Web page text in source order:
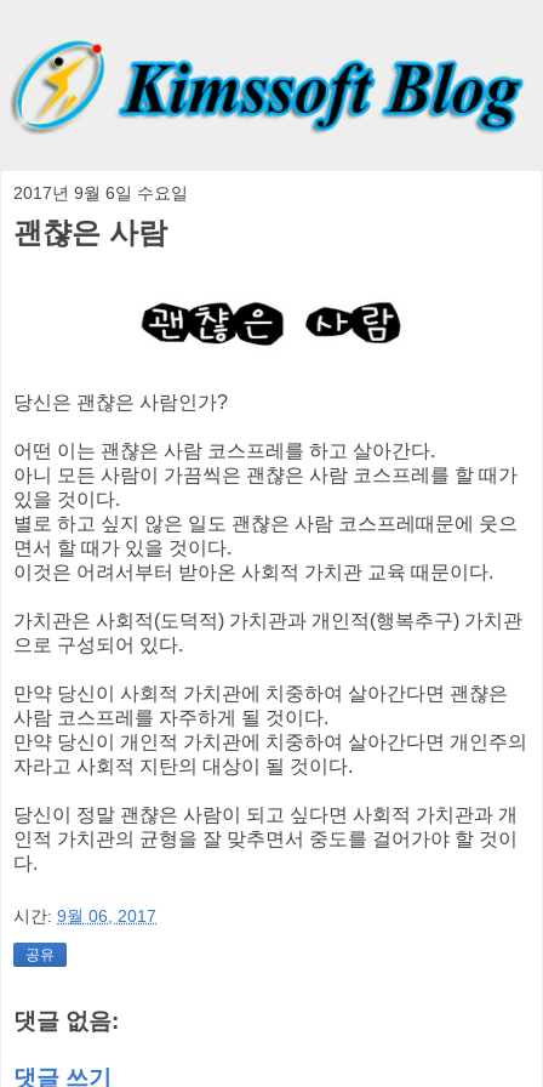
2017년 9월 6일 수요일
괜챦은 사람
당신은 괜챦은 사람인가?
어떤 이는 괜챦은 사람 코스프레를 하고 살아간다.
아니 모든 사람이 가끔씩은 괜챦은 사람 코스프레를 할 때가
있을 것이다.
별로 하고 싶지 않은 일도 괜챦은 사람 코스프레때문에 웃으
면서 할 때가 있을 것이다.
이것은 어려서부터 받아온 사회적 가치관 교육 때문이다.
가치관은 사회적(도덕적) 가치관과 개인적(행복추구) 가치관
으로 구성되어 있다.
만약 당신이 사회적 가치관에 치중하여 살아간다면 괜챦은
사람 코스프레를 자주하게 될 것이다.
만약 당신이 개인적 가치관에 치중하여 살아간다면 개인주의
자라고 사회적 지탄의 대상이 될 것이다.
당신이 정말 괜챦은 사람이 되고 싶다면 사회적 가치관과 개
인적 가치관의 균형을 잘 맞추면서 중도를 걸어가야 할 것이
다.
시간: 9월 06, 2017
공유
댓글 없음:
댓글 쓰기